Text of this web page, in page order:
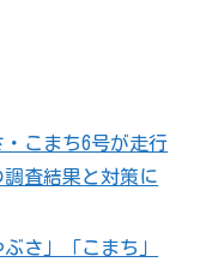
こまち6号が走行
査結果と対策に
さ」「こまち」